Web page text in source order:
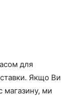
для
Якщо Ви
магазину, ми